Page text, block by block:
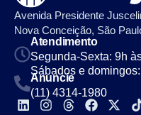
Avenida Presidente
Nova Conceição, São
Atendimento
Segunda-Sexta: 9h
Sábados e
Anuncie
(11) 4314-1980